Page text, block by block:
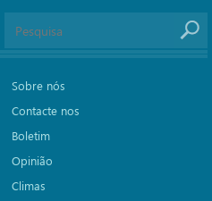
Sobre nós
Contacte nos
Boletim
Opinião
Climas